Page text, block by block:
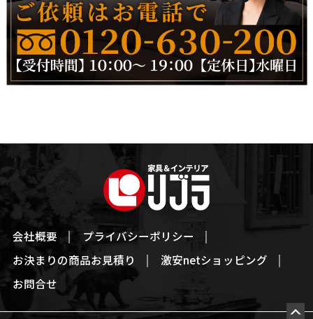
会社概要
プライバシーポリシー
お決まりの商品お見積り
激安netショッピング
お問合せ